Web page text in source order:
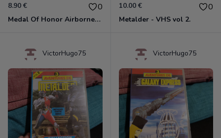
8.90 € 0
Medal Of Honor Airborne Xbox 360
10.00 € 0
Metalder - VHS vol 2.
VictorHugo75 VictorHugo75